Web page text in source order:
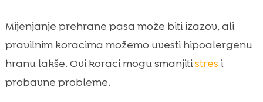
Mijenjanje prehrane pasa može biti izazov, ali
pravilnim koracima možemo uvesti hipoalergenu
hranu lakše. Ovi koraci mogu smanjitistres i
probavne probleme.